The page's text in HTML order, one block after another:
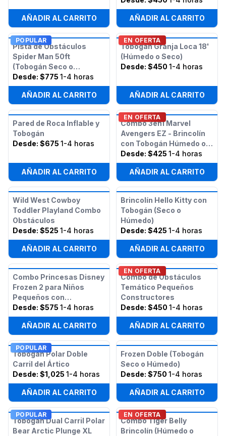
AÑADIR AL CARRITO AÑADIR AL CARRITO
POPULAR
Pista de Obstáculos
Spider Man 50ft
(Tobogán Seco o
Húmedo)
Desde: $775 1-4 horas
AÑADIR AL CARRITO
EN OFERTA
Tobogán Granja Loca 18'
(Húmedo o Seco)
Desde: $450 1-4 horas
AÑADIR AL CARRITO
Pared de Roca Inflable y
Tobogán
Desde: $675 1-4 horas
AÑADIR AL CARRITO
EN OFERTA
Combo 3en1 Marvel
Avengers EZ - Brincolín
con Tobogán Húmedo o
Seco
Desde: $425 1-4 horas
AÑADIR AL CARRITO
Wild West Cowboy
Toddler Playland Combo
Obstáculos
Desde: $525 1-4 horas
AÑADIR AL CARRITO
Brincolín Hello Kitty con
Tobogán (Seco o
Húmedo)
Desde: $425 1-4 horas
AÑADIR AL CARRITO
Combo Princesas Disney
Frozen 2 para Niños
Pequeños con
Obstáculos
Desde: $575 1-4 horas
AÑADIR AL CARRITO
EN OFERTA
Combo de Obstáculos
Temático Pequeños
Constructores
Desde: $450 1-4 horas
AÑADIR AL CARRITO
POPULAR
Tobogán Polar Doble
Carril del Ártico
Desde: $1,025 1-4 horas
AÑADIR AL CARRITO
Frozen Doble (Tobogán
Seco o Húmedo)
Desde: $750 1-4 horas
AÑADIR AL CARRITO
POPULAR
Tobogán Dual Carril Polar
Bear Arctic Plunge XL
EN OFERTA
Combo Tiger Belly
Brincolín (Húmedo o